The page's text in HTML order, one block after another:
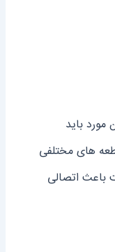
مورد باید
های مختلفی
باعث اتصالی